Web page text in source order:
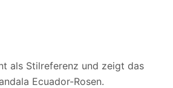
als Stilreferenz und zeigt das
Ecuador-Rosen.